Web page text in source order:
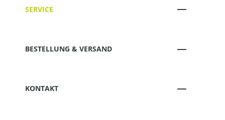
SERVICE
BESTELLUNG & VERSAND
KONTAKT